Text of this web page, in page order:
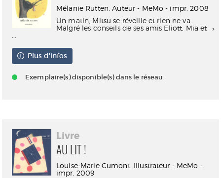
Mélanie Rutten. Auteur - MeMo - impr. 2008
Un matin, Mitsu se réveille et rien ne va.
Malgré les conseils de ses amis Eliott, Mia et
Plus d'infos
Exemplaire(s) disponible(s) dans le réseau
Livre
AU LIT !
Louise-Marie Cumont. Illustrateur - MeMo -
impr. 2009